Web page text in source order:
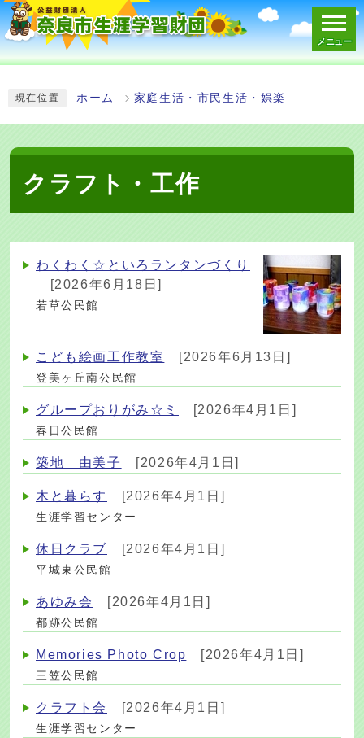
メニュー
現在位置 ホーム 家庭生活・市民生活・娯楽
クラフト・工作
わくわく☆といろランタンづくり
[2026年6月18日]
若草公民館
こども絵画工作教室 [2026年6月13日]
登美ヶ丘南公民館
グループおりがみ☆ミ [2026年4月1日]
春日公民館
築地 由美子 [2026年4月1日]
木と暮らす [2026年4月1日]
生涯学習センター
休日クラブ [2026年4月1日]
平城東公民館
あゆみ会 [2026年4月1日]
都跡公民館
Memories Photo Crop [2026年4月1日]
三笠公民館
クラフト会 [2026年4月1日]
生涯学習センター